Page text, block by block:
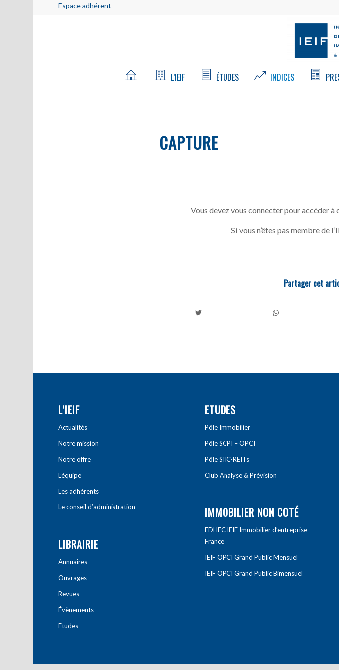
Espace adhérent
L’IEIF ÉTUDES INDICES
CAPTURE
Vous devez vous connecter pour accéder à
Si vous n’êtes pas membre de
Partager cet
L’IEIF
Actualités
Notre mission
Notre offre
L’équipe
Les adhérents
Le conseil d’administration
LIBRAIRIE
Annuaires
Ouvrages
Revues
Évènements
Etudes
ETUDES
Pôle Immobilier
Pôle SCPI – OPCI
Pôle SIIC-REITs
Club Analyse & Prévision
IMMOBILIER NON COTÉ
EDHEC IEIF Immobilier d’entreprise
France
IEIF OPCI Grand Public Mensuel
IEIF OPCI Grand Public Bimensuel